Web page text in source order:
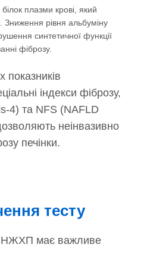
плазми крові, який
Зниження рівня альбуміну
синтетичної функції
фіброзу.
показників
індекси фіброзу,
4) та NFS (NAFLD
неінвазивно
печінки.
тесту
НЖХП має важливе